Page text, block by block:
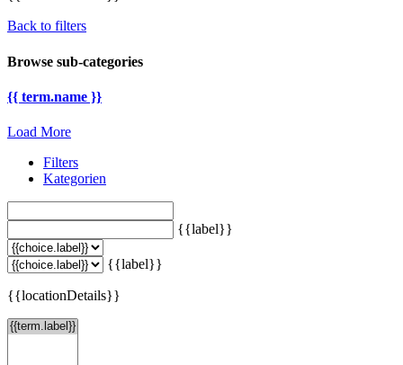
Back to filters
Browse sub-categories
{{ term.name }}
Load More
Filters
Kategorien
{{label}}
{{label}}
{{locationDetails}}